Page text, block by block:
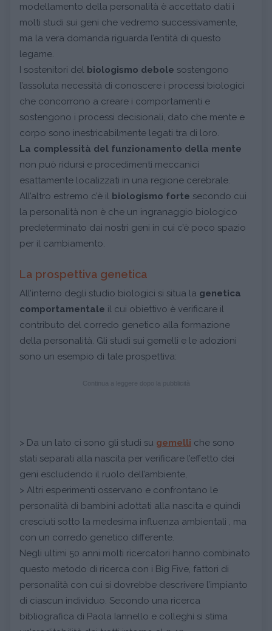
modellamento della personalità è accettato dati i
molti studi sui geni che vedremo successivamente,
ma la vera domanda riguarda l’entità di questo
legame.
I sostenitori del biologismo debole sostengono
l’assoluta necessità di conoscere i processi biologici
che concorrono a creare i comportamenti e
sostengono i processi decisionali, dato che mente e
corpo sono inestricabilmente legati tra di loro.
La complessità del funzionamento della mente
non può ridursi e procedimenti meccanici
esattamente localizzati in una regione cerebrale.
All’altro estremo c’è il biologismo forte secondo cui
la personalità non è che un ingranaggio biologico
predeterminato dai nostri geni in cui c’è poco spazio
per il cambiamento.
La prospettiva genetica
All’interno degli studio biologici si situa la genetica
comportamentale il cui obiettivo è verificare il
contributo del corredo genetico alla formazione
della personalità. Gli studi sui gemelli e le adozioni
sono un esempio di tale prospettiva:
> Da un lato ci sono gli studi su gemelli che sono
stati separati alla nascita per verificare l’effetto dei
geni escludendo il ruolo dell’ambiente,
> Altri esperimenti osservano e confrontano le
personalità di bambini adottati alla nascita e quindi
cresciuti sotto la medesima influenza ambientali , ma
con un corredo genetico differente.
Negli ultimi 50 anni molti ricercatori hanno combinato
questo metodo di ricerca con i Big Five, fattori di
personalità con cui si dovrebbe descrivere l’impianto
di ciascun individuo. Secondo una ricerca
bibliografica di Paola Iannello e colleghi si stima